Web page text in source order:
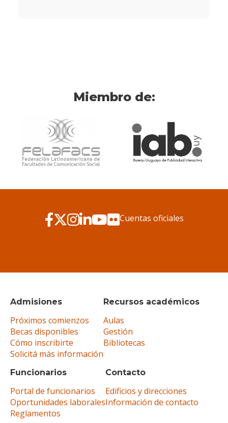
Miembro de:
Admisiones
Próximos comienzos
Becas disponibles
Cómo inscribirte
Solicitá más información
Recursos académicos
Aulas
Gestión
Bibliotecas
Funcionarios
Portal de funcionarios
Oportunidades laborales
Reglamentos
Contacto
Edificios y direcciones
Información de contacto
Cuentas oficiales